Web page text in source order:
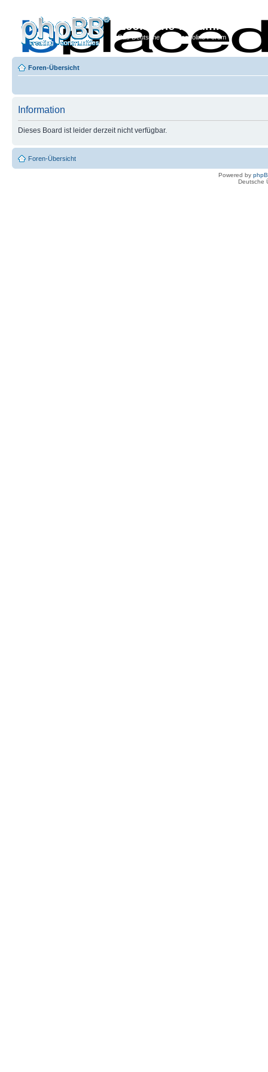
Econoline-Forum.de
Das Deutsche Ford Econoline Forum
Foren-Übersicht
Information
Dieses Board ist leider derzeit nicht verfügbar.
Foren-Übersicht
Powered by
Deutsche